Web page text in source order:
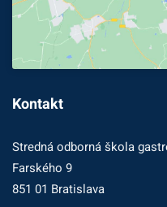
Kontakt
Stredná odborná škola
Farského 9
851 01 Bratislava